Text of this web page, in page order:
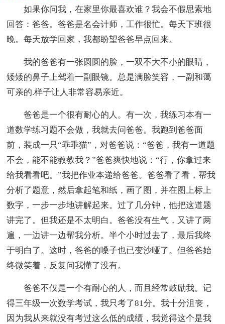
如果你问我，在家里你最喜欢谁？我会不假思索地
回答：爸爸。爸爸是名会计师，工作很忙。每天下班很
晚。每天放学回家，我都盼望爸爸早点回来。
我的爸爸有一张圆圆的脸，一双不大不小的眼睛，
矮矮的鼻子上驾着一副眼镜。总是满脸笑容，一副和蔼
可亲的.样子让人非常容易亲近。
爸爸是一个很有耐心的人。有一次，我练习本有一
道数学练习题不会做，我就去问爸爸。我跑到爸爸面
前，装成一只“乖乖猫”，对爸爸说：“爸爸，我有一道题
不会，能不能教教我？”爸爸爽快地说：“行，你拿过来
给我看看吧。”我把作业本递给爸爸。爸爸看了看，帮我
分析了题意，然后拿起笔和纸，画了图，并在图上标上
数字，一步一步地讲解起来。过了几分钟，他把这道题
讲完了。但我还是不太明白。爸爸没有生气，又讲了两
遍，一边讲一边帮我分析。半个小时过去了，最后我终
于明白了。这时，爸爸的嗓子也已变沙哑了。但爸爸始
终微笑着，反复问我懂了没有。
爸爸不仅是一个有耐心的人，而且经常鼓励我。记
得三年级一次数学考试，我只考了81分。我十分沮丧，
因为我从来就没有考过这么低的成绩，我觉得这个是我